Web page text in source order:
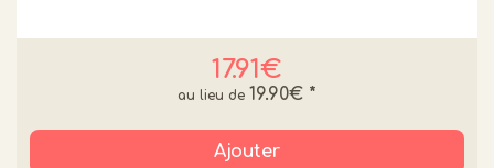
17.91€
19.90€ *
Ajouter